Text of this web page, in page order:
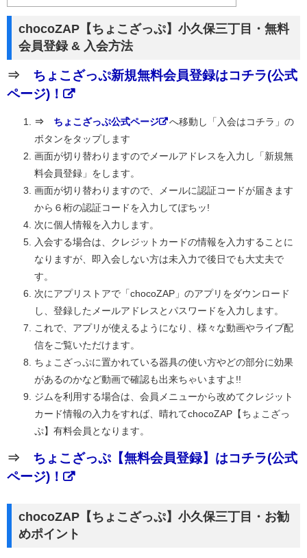
chocoZAP【ちょこざっぷ】小久保三丁目・無料
会員登録 & 入会方法
⇒ ちょこざっぷ新規無料会員登録はコチラ(公式
ページ)！
⇒ ちょこざっぷ公式ページ
へ移動し「入会はコチラ」の
ボタンをタップします
画面が切り替わりますのでメールアドレスを入力し「新規無
料会員登録」をします。
画面が切り替わりますので、メールに認証コードが届きます
から６桁の認証コードを入力してぽちッ!
次に個人情報を入力します。
入会する場合は、クレジットカードの情報を入力することに
なりますが、即入会しない方は未入力で後日でも大丈夫で
す。
次にアプリストアで「chocoZAP」のアプリをダウンロード
し、登録したメールアドレスとパスワードを入力します。
これで、アプリが使えるようになり、様々な動画やライブ配
信をご覧いただけます。
ちょこざっぷに置かれている器具の使い方やどの部分に効果
があるのかなど動画で確認も出来ちゃいますよ!!
ジムを利用する場合は、会員メニューから改めてクレジット
カード情報の入力をすれば、晴れてchocoZAP【ちょこざっ
ぷ】有料会員となります。
⇒ ちょこざっぷ【無料会員登録】はコチラ(公式
ページ)！
chocoZAP【ちょこざっぷ】小久保三丁目・お勧
めポイント